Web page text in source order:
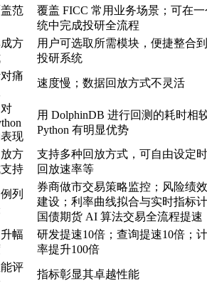
范
覆盖 FICC 常用业务场景；可在
统中完成投研全流程
方
用户可选取所需模块，便捷整合
投研系统
痛
速度慢；数据回放方式不灵活
现
用 DolphinDB 进行回测的耗时相
Python 有明显优势
方
持
支持多种回放方式，可自由设定
回放速率等
列
券商做市交易策略监控；风险绩
建设；利率曲线拟合与实时指标
国债期货 AI 算法交易全流程提速
幅
研发提速10倍；查询提速10倍；
率提升100倍
评
指标彰显其卓越性能